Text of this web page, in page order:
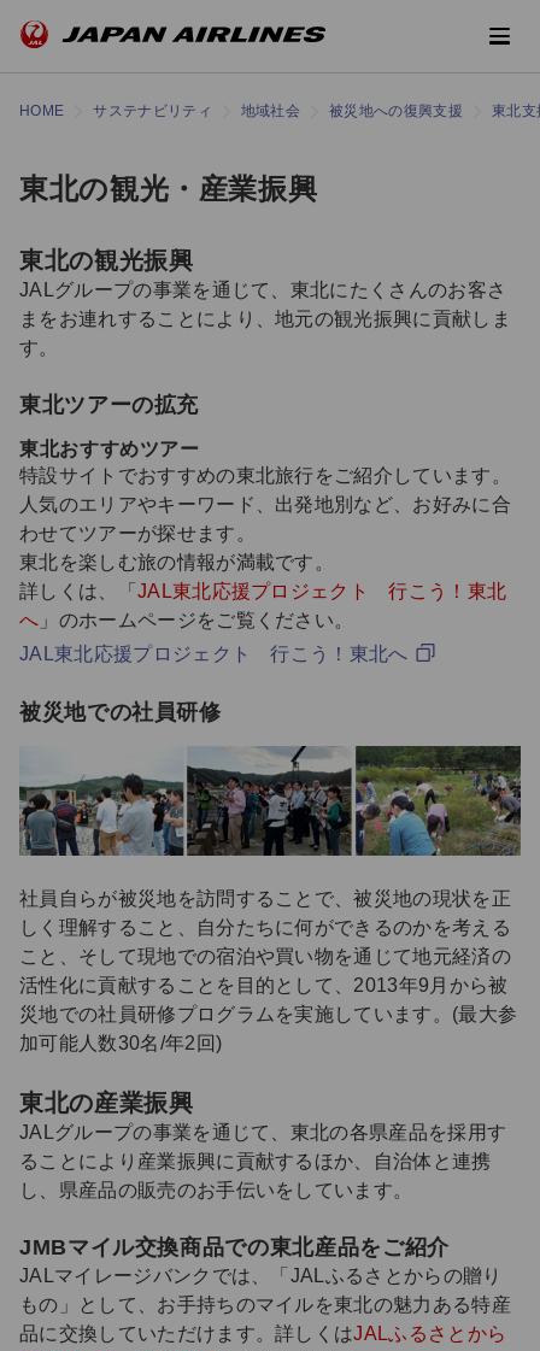
HOME サステナビリティ 地域社会 被災地への復興支援 東北支
東北の観光・産業振興
東北の観光振興
JALグループの事業を通じて、東北にたくさんのお客さ
まをお連れすることにより、地元の観光振興に貢献しま
す。
東北ツアーの拡充
東北おすすめツアー
特設サイトでおすすめの東北旅行をご紹介しています。
人気のエリアやキーワード、出発地別など、お好みに合
わせてツアーが探せます。
東北を楽しむ旅の情報が満載です。
詳しくは、「 JAL東北応援プロジェクト 行こう！東北
へ 」のホームページをご覧ください。
JAL東北応援プロジェクト 行こう！東北へ
被災地での社員研修
社員自らが被災地を訪問することで、被災地の現状を正
しく理解すること、自分たちに何ができるのかを考える
こと、そして現地での宿泊や買い物を通じて地元経済の
活性化に貢献することを目的として、2013年9月から被
災地での社員研修プログラムを実施しています。(最大参
加可能人数30名/年2回)
東北の産業振興
JALグループの事業を通じて、東北の各県産品を採用す
ることにより産業振興に貢献するほか、自治体と連携
し、県産品の販売のお手伝いをしています。
JMBマイル交換商品での東北産品をご紹介
JALマイレージバンクでは、「JALふるさとからの贈り
もの」として、お手持ちのマイルを東北の魅力ある特産
品に交換していただけます。詳しくはJALふるさとから